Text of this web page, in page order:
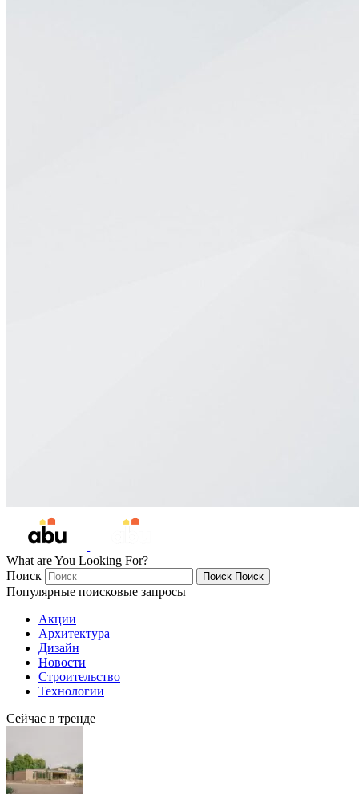
What are You Looking For?
Поиск
Поиск Поиск
Популярные поисковые запросы
Акции
Архитектура
Дизайн
Новости
Строительство
Технологии
Сейчас в тренде